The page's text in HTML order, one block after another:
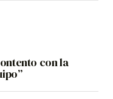
con la